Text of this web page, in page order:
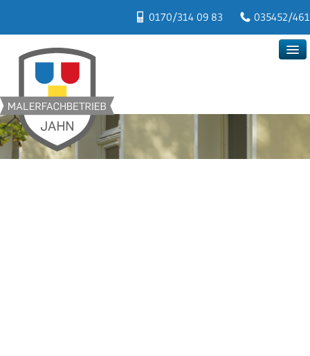
0170/314 09 83 035452/461